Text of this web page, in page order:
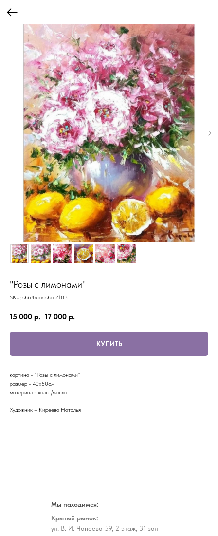
"Розы с лимонами"
SKU: sh64ruartshaf2103
15 000 р. 17 000 р.
КУПИТЬ
картина - "Розы с лимонами"
размер - 40х50см
материал - холст/масло
Художник – Киреева Наталья
Крытый рынок:
ул. В. И. Чапаева 59, 2 этаж, 31 зал
Мы находимся: